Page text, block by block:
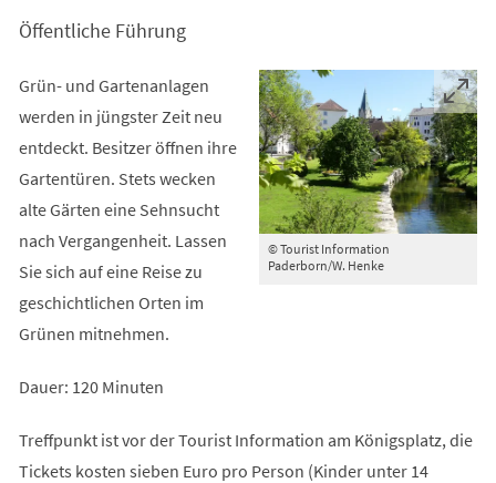
Öffentliche Führung
© Tourist Information
Paderborn/W. Henke
Grün- und Gartenanlagen
werden in jüngster Zeit neu
entdeckt. Besitzer öffnen ihre
Gartentüren. Stets wecken
alte Gärten eine Sehnsucht
nach Vergangenheit. Lassen
Sie sich auf eine Reise zu
geschichtlichen Orten im
Grünen mitnehmen.
Dauer: 120 Minuten
Treffpunkt ist vor der Tourist Information am Königsplatz, die
Tickets kosten sieben Euro pro Person (Kinder unter 14